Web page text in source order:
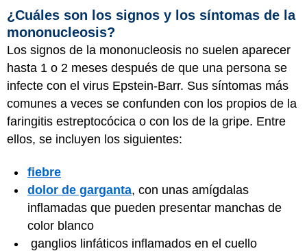
¿Cuáles son los signos y los síntomas de la
mononucleosis?
Los signos de la mononucleosis no suelen aparecer
hasta 1 o 2 meses después de que una persona se
infecte con el virus Epstein-Barr. Sus síntomas más
comunes a veces se confunden con los propios de la
faringitis estreptocócica o con los de la gripe. Entre
ellos, se incluyen los siguientes:
fiebre
dolor de garganta, con unas amígdalas
inflamadas que pueden presentar manchas de
color blanco
ganglios linfáticos inflamados en el cuello